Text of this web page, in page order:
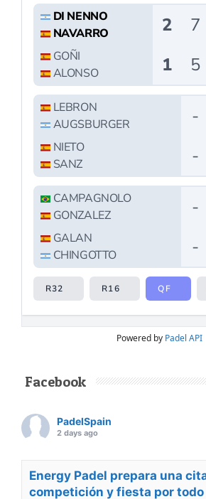
Powered by Padel API
Facebook
PadelSpain
2 days ago
Energy Padel prepara una
competición y fiesta por todo